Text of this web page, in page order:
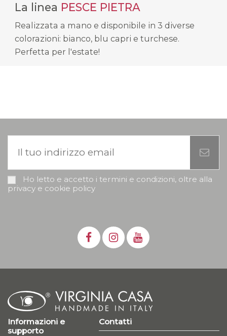
La linea PESCE PIETRA
Realizzata a mano e disponibile in 3 diverse
colorazioni: bianco, blu capri e turchese.
Perfetta per l'estate!
Ho letto e accetto i termini e condizioni, oltre alla
privacy e cookie policy
Informazioni e
supporto
Contatti